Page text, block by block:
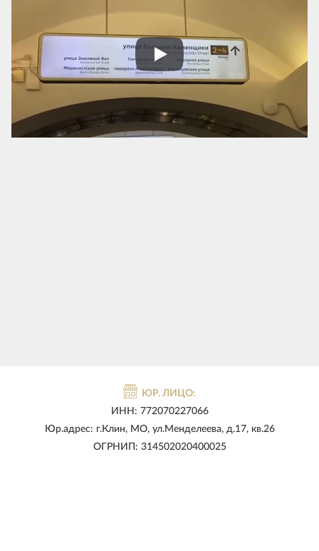
Play
ЮР. ЛИЦО:
ИНН: 772070227066
Юр.адрес: г.Клин, МО, ул.Менделеева, д.17, кв.26
ОГРНИП: 314502020400025